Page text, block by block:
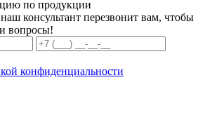
по продукции
консультант перезвонит вам, чтобы
вопросы!
конфиденциальности